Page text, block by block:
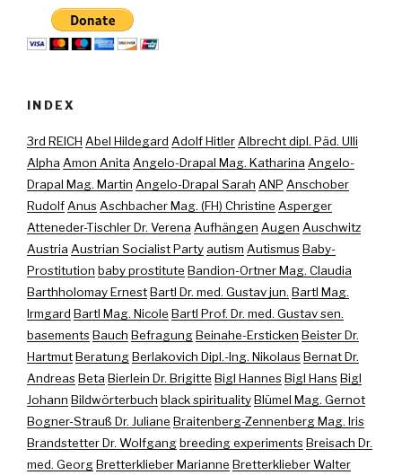
INDEX
3rd REICH Abel Hildegard Adolf Hitler Albrecht dipl. Päd. Ulli
Alpha Amon Anita Angelo-Drapal Mag. Katharina Angelo-
Drapal Mag. Martin Angelo-Drapal Sarah ANP Anschober
Rudolf Anus Aschbacher Mag. (FH) Christine Asperger
Atteneder-Tischler Dr. Verena Aufhängen Augen Auschwitz
Austria Austrian Socialist Party autism AutismusBaby-
Prostitution baby prostitute Bandion-Ortner Mag. Claudia
Barthholomay ErnestBartl Dr. med. Gustav jun. Bartl Mag.
Irmgard Bartl Mag. Nicole Bartl Prof. Dr. med. Gustav sen.
basementsBauch BefragungBeinahe-Ersticken Beister Dr.
HartmutBeratungBerlakovich Dipl.-Ing. NikolausBernat Dr.
AndreasBeta Bierlein Dr. Brigitte Bigl HannesBigl HansBigl
Johann Bildwörterbuch black spiritualityBlümel Mag. Gernot
Bogner-Strauß Dr. Juliane Braitenberg-Zennenberg Mag. Iris
Brandstetter Dr. Wolfgangbreeding experimentsBreisach Dr.
med. GeorgBretterklieber Marianne Bretterklieber Walter